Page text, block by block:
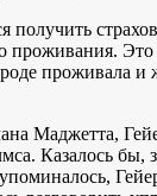
получить
проживания.
проживала и
Маджетта,
Казалось бы,